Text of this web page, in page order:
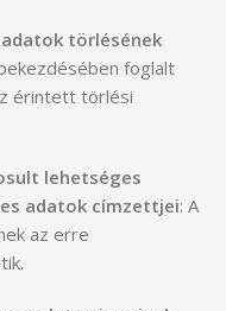
törlésének
foglalt
érintett törlési
lehetséges
adatok címzettjei: A
az erre